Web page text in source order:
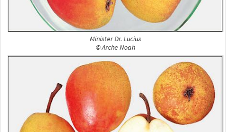
Minister Dr. Lucius
© Arche Noah